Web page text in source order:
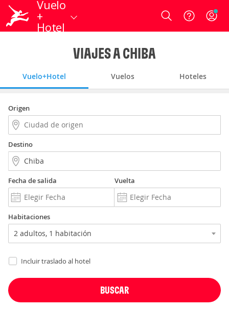
Vuelo
+
Hotel
Login
VIAJES A CHIBA
Vuelo+Hotel Vuelos Hoteles
Origen
Destino
Fecha de salida Vuelta
Habitaciones
Incluir traslado al hotel